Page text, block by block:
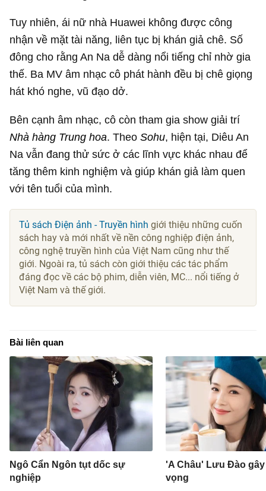
Tuy nhiên, ái nữ nhà Huawei không được công
nhận về mặt tài năng, liên tục bị khán giả chê. Số
đông cho rằng An Na dễ dàng nổi tiếng chỉ nhờ gia
thế. Ba MV âm nhạc cô phát hành đều bị chê giọng
hát khó nghe, vũ đạo dở.
Bên cạnh âm nhạc, cô còn tham gia show giải trí
Nhà hàng Trung hoa. TheoSohu, hiện tại, Diêu An
Na vẫn đang thử sức ở các lĩnh vực khác nhau để
tăng thêm kinh nghiệm và giúp khán giả làm quen
với tên tuổi của mình.
Tủ sách Điện ảnh - Truyền hình giới thiệu những cuốn
sách hay và mới nhất về nền công nghiệp điện ảnh,
công nghệ truyền hình của Việt Nam cũng như thế
giới. Ngoài ra, tủ sách còn giới thiệu các tác phẩm
đáng đọc về các bộ phim, diễn viên, MC... nổi tiếng ở
Việt Nam và thế giới.
Bài liên quan
Ngô Cẩn Ngôn tụt dốc sự
nghiệp
'A Châu' Lưu Đào
vọng